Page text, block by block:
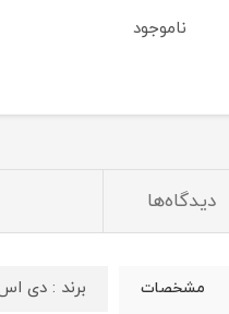
ناموجود
دیدگاه‌ها
مشخصات برند : دی